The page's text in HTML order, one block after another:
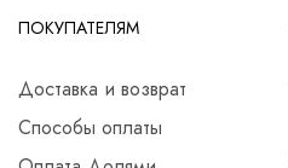
ПОКУПАТЕЛЯМ
Доставка и возврат
Способы оплаты